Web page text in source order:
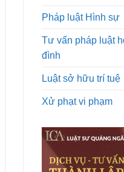
Pháp luật Hình sự
Tư vấn pháp luật
đình
Luật sở hữu trí tuệ
Xử phạt vi phạm